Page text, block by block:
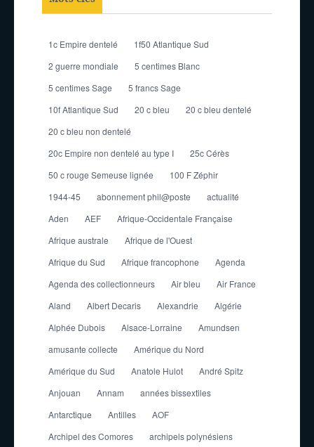
1c Empire dentelé
1f50 Atlantique Sud
2 guerre mondiale
5 centimes Blanc
5 centimes Sage
5 francs Sage
10f Atlantique Sud
20 c bleu
20 c bleu dentelé
20 c bleu non dentelé
20c Empire non dentelé au type I
25c Cérès
50 c rouge Semeuse lignée
100 F Zéphir
1944-45
abonnement phil@poste
actualité
Aden
AEF
Afrique-Occidentale Française
Afrique australe
Afrique de l'Ouest
Afrique du Sud
Afrique francophone
Agenda
Agenda des collectionneurs
Air bleu
Air France
Aland
Albert Decaris Alexandrie
Algérie
Alphée Dubois
Alsace-Lorraine
Amundsen
amusante collecte
Amérique du Nord
Amérique du Sud
Anatole Hulot
André Spitz
Anjouan
Annam
années bissextiles
Antarctique
Antilles
AOF
Archipel des Comores
archipels polynésiens